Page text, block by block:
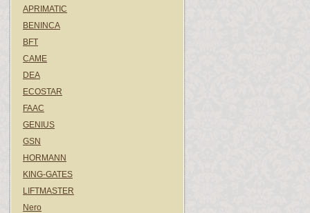
APRIMATIC
BENINCA
BFT
CAME
DEA
ECOSTAR
FAAC
GENIUS
GSN
HORMANN
KING-GATES
LIFTMASTER
Nero